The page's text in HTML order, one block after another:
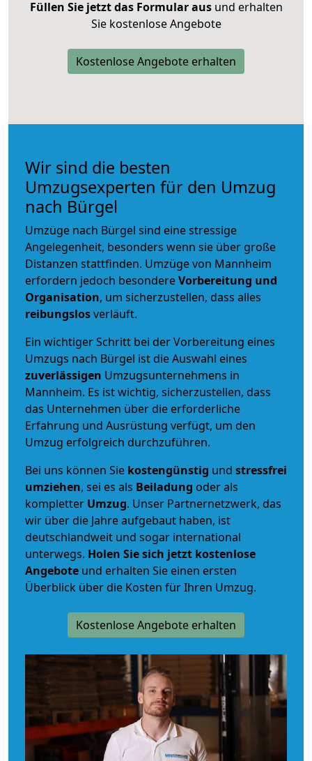
Füllen Sie jetzt das Formular ausund erhalten
Sie kostenlose Angebote
Kostenlose Angebote erhalten
Wir sind die besten
Umzugsexperten für den Umzug
nach Bürgel
Umzüge nach Bürgel sind eine stressige
Angelegenheit, besonders wenn sie über große
Distanzen stattfinden. Umzüge von Mannheim
erfordern jedoch besondereVorbereitung und
Organisation, um sicherzustellen, dass alles
reibungslosverläuft.
Ein wichtiger Schritt bei der Vorbereitung eines
Umzugs nach Bürgel ist die Auswahl eines
zuverlässigen Umzugsunternehmens in
Mannheim. Es ist wichtig, sicherzustellen, dass
das Unternehmen über die erforderliche
Erfahrung und Ausrüstung verfügt, um den
Umzug erfolgreich durchzuführen.
Bei uns können Sie kostengünstig und stressfrei
umziehen, sei es als Beiladung oder als
kompletter Umzug. Unser Partnernetzwerk, das
wir über die Jahre aufgebaut haben, ist
deutschlandweit und sogar international
unterwegs. Holen Sie sich jetzt kostenlose
Angebote und erhalten Sie einen ersten
Überblick über die Kosten für Ihren Umzug.
Kostenlose Angebote erhalten